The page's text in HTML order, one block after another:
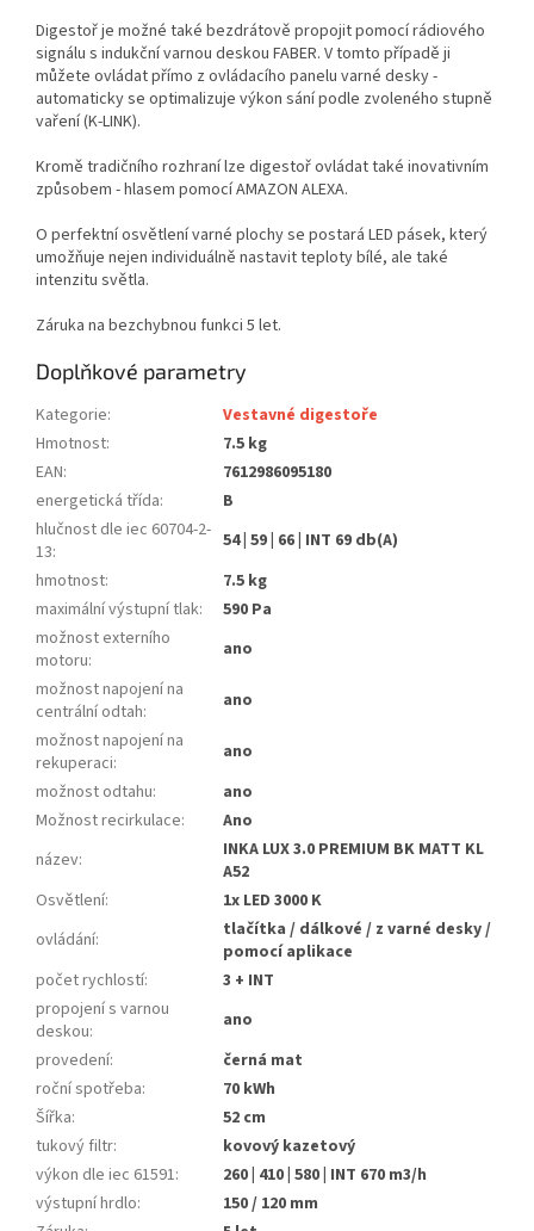
Digestoř je možné také bezdrátově propojit pomocí rádiového
signálu s indukční varnou deskou FABER. V tomto případě ji
můžete ovládat přímo z ovládacího panelu varné desky -
automaticky se optimalizuje výkon sání podle zvoleného stupně
vaření (K-LINK).
Kromě tradičního rozhraní lze digestoř ovládat také inovativním
způsobem - hlasem pomocí AMAZON ALEXA.
O perfektní osvětlení varné plochy se postará LED pásek, který
umožňuje nejen individuálně nastavit teploty bílé, ale také
intenzitu světla.
Záruka na bezchybnou funkci 5 let.
Doplňkové parametry
Kategorie:
Vestavné digestoře
Hmotnost:
7.5 kg
EAN:
7612986095180
energetická třída:
B
hlučnost dle iec 60704-2-
13:
54 | 59 | 66 | INT 69 db(A)
hmotnost:
7.5 kg
maximální výstupní tlak:
590 Pa
možnost externího
motoru:
ano
možnost napojení na
centrální odtah:
ano
možnost napojení na
rekuperaci:
ano
možnost odtahu:
ano
Možnost recirkulace:
Ano
název:
INKA LUX 3.0 PREMIUM BK MATT KL
A52
Osvětlení:
1x LED 3000 K
ovládání:
tlačítka / dálkové / z varné desky /
pomocí aplikace
počet rychlostí:
3 + INT
propojení s varnou
deskou:
ano
provedení:
černá mat
roční spotřeba:
70 kWh
Šířka:
52 cm
tukový filtr:
kovový kazetový
výkon dle iec 61591:
260 | 410 | 580 | INT 670 m3/h
výstupní hrdlo:
150 / 120 mm